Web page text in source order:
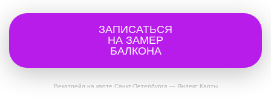
Векатрейд на карте Санкт‑Петербурга — Яндекс Карты
ЗАПИСАТЬСЯ
НА ЗАМЕР
БАЛКОНА